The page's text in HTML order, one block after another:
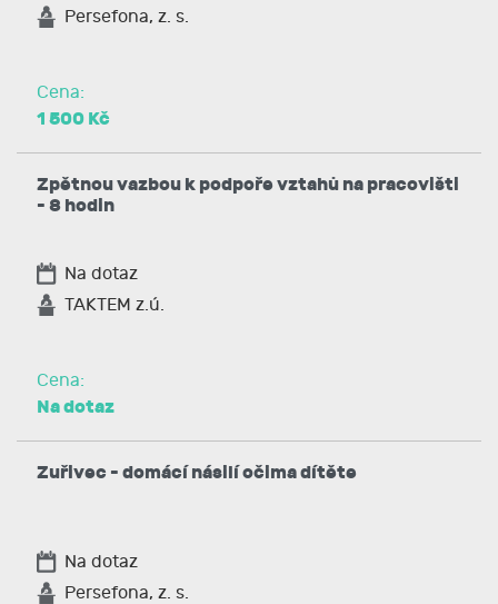
Persefona, z. s.
Cena:
1 500 Kč
Zpětnou vazbou k podpoře vztahů na pracovišti
- 8 hodin
Na dotaz
TAKTEM z.ú.
Cena:
Na dotaz
Zuřivec - domácí násilí očima dítěte
Na dotaz
Persefona, z. s.